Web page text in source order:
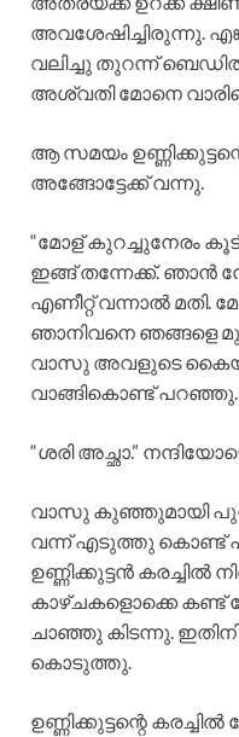
അവശേഷിച്ചിരുന്നു.
വലിച്ചു തുറന്ന്
അശ്വതി മോനെ
ആ സമയം
അങ്ങോട്ടേക്ക് വന്നു.
“മോള് കുറച്ചുനേരം
ഇങ്ങ് തന്നേക്ക്. ഞാൻ
എണീറ്റ് വന്നാൽ മതി.
ഞാനിവനെ ഞങ്ങളെ
വാസു അവളുടെ
വാങ്ങികൊണ്ട് പറഞ്ഞു.
“ശരി അച്ഛാ.”
വാസു കുഞ്ഞുമായി
വന്ന് എടുത്തു കൊണ്ട്
ഉണ്ണിക്കുട്ടൻ കരച്ചിൽ
കാഴ്ചകളൊക്കെ കണ്ട്
ചാഞ്ഞു കിടന്നു.
കൊടുത്തു.
ഉണ്ണിക്കുട്ടന്റെ